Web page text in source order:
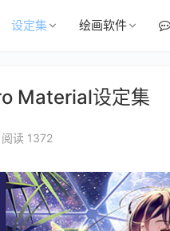
设定集 绘画软件
Material设定集
阅读 1372